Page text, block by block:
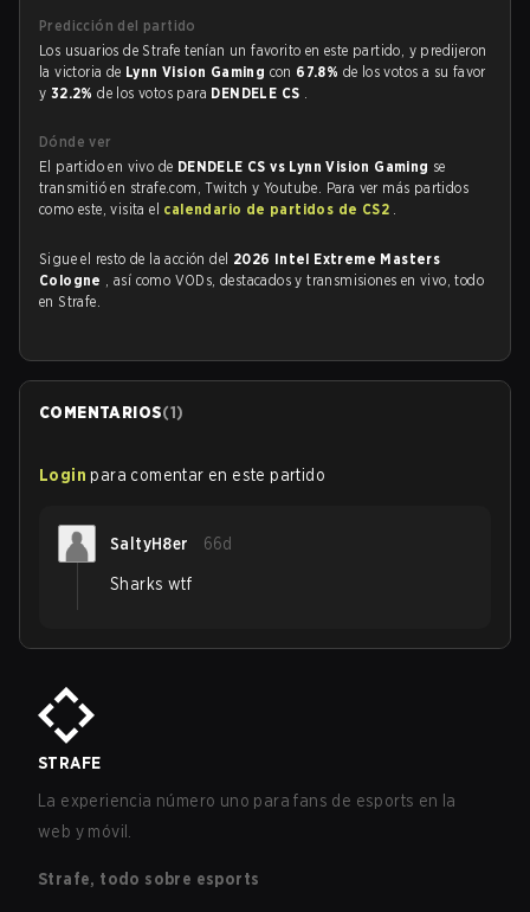
Predicción del partido
Los usuarios de Strafe tenían un favorito en este partido, y predijeron
la victoria de Lynn Vision Gaming con 67.8% de los votos a su favor
y 32.2%de los votos para DENDELE CS .
Dónde ver
El partido en vivo de DENDELE CS vs Lynn Vision Gaming se
transmitió en strafe.com, Twitch y Youtube. Para ver más partidos
como este, visita el calendario de partidos de CS2 .
Sigue el resto de la acción del 2026 Intel Extreme Masters
Cologne , así como VODs, destacados y transmisiones en vivo, todo
en Strafe.
COMENTARIOS(1)
Login para comentar en este partido
SaltyH8er 66d
Sharks wtf
STRAFE
La experiencia número uno para fans de esports en la
web y móvil.
Strafe, todo sobre esports